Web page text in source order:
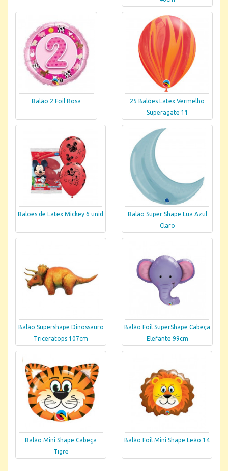
Balão 2 Foil Rosa
25 Balões Latex Vermelho
Superagate 11
Baloes de Latex Mickey 6 unid
Balão Super Shape Lua Azul
Claro
Balão Supershape Dinossauro
Triceratops 107cm
Balão Foil SuperShape Cabeça
Elefante 99cm
Balão Mini Shape Cabeça
Tigre
Balão Foil Mini Shape Leão 14